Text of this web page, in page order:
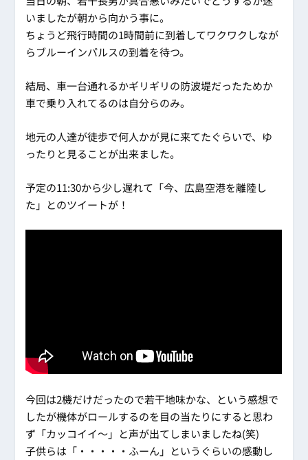
いましたが朝から向かう事に。
ちょうど飛行時間の1時間前に到着してワクワクしなが
らブルーインパルスの到着を待つ。
結局、車一台通れるかギリギリの防波堤だったためか
車で乗り入れてるのは自分らのみ。
地元の人達が徒歩で何人かが見に来てたぐらいで、ゆ
ったりと見ることが出来ました。
予定の11:30から少し遅れて「今、広島空港を離陸し
た」とのツイートが！
今回は2機だけだったので若干地味かな、という感想で
したが機体がロールするのを目の当たりにすると思わ
ず「カッコイイ～」と声が出てしまいましたね(笑)
子供らは「・・・・・ふーん」というぐらいの感動し